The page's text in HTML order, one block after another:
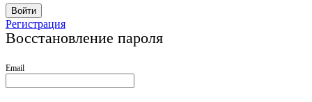
Войти
Регистрация
Восстановление пароля
Email